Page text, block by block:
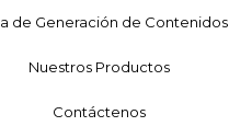
de Generación de Contenidos
Nuestros Productos
Contáctenos